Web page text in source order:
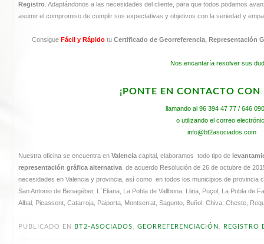
Registro. Adaptándonos a las necesidades del cliente, para que todos podamos
asumir el compromiso de cumplir sus expectativas y objetivos con la seriedad y
Consigue Fácil y Rápido tu Certificado de Georreferencia, Representación
Nos encantaría resolver sus
¡PONTE EN CONTACTO
llamando al 96 394 47 77 / 646
o utilizando el correo
info@bt2asociados.com
Nuestra oficina se encuentra en Valencia capital, elaboramos todo tipo de
representación gráfica alternativa de acuerdo Resolución de 26 de octubre de
necesidades en Valencia y provincia, así como en todos los municipios de provincia
San Antonio de Benagéber, L´Eliana, La Pobla de Vallbona, Lliria, Puçol, La Pobla de
Albal, Picassent, Catarroja, Paiporta, Montserrat, Sagunto, Buñol, Chiva, Cheste,
PUBLICADO EN BT2-ASOCIADOS, GEORREFERENCIACIÓN , REGISTRO